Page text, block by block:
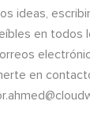
ideas,
en todos
en